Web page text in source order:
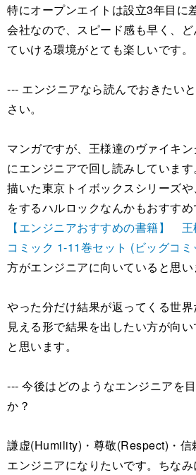
特にオープンエイトは設立3年目に
会社なので、スピード感も早く、
ていける環境がとても楽しいです。
--- エンジニアなら読んでおきたい
さい。
マンガですが、王様達のヴァイキ
にエンジニアで回し読みしていま
描いた東京トイボックスシリーズ
をするハルロックなんかもおすすめ
【エンジニアおすすめの書籍】
コミック 1-11巻セット (ビッグコミ
方がエンジニアに向いていると思い
やった分だけ結果が返ってくる世
見える形で結果を出したい方が向
と思います。
--- 今後はどのようなエンジニアを
か？
謙虚(Humility)・尊敬(Respect)・信
エンジニアになりたいです。ちな